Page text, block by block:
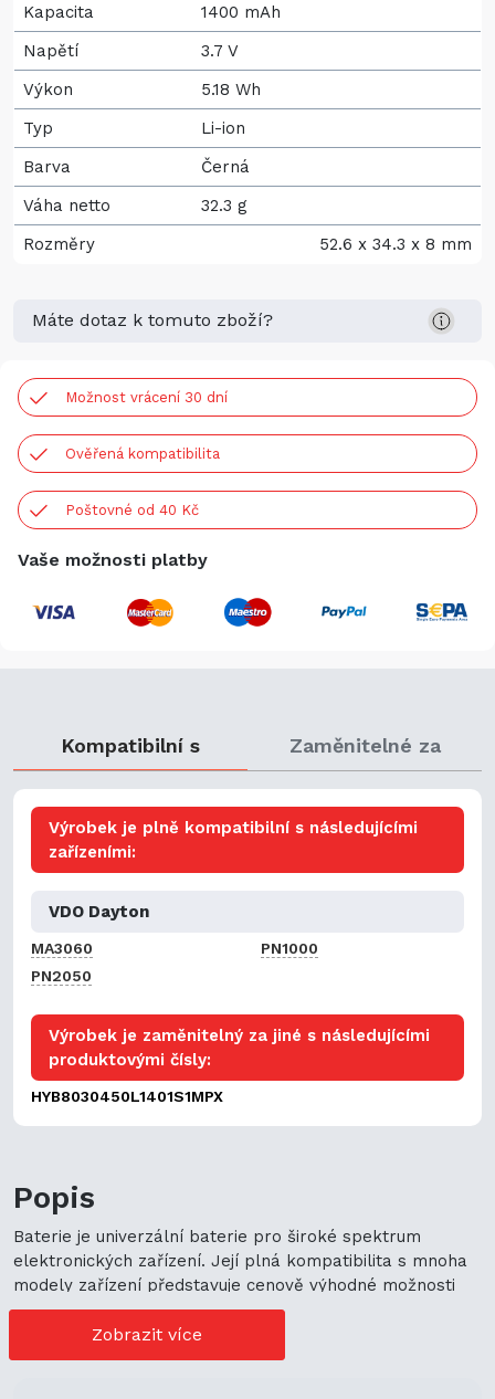
Kapacita
1400 mAh
Napětí
3.7 V
Výkon
5.18 Wh
Typ
Li-ion
Barva
Černá
Váha netto
32.3 g
Rozměry
52.6 x 34.3 x 8 mm
Máte dotaz k tomuto zboží?
Možnost vrácení 30 dní
Ověřená kompatibilita
Poštovné od 40 Kč
Vaše možnosti platby
Kompatibilní s Zaměnitelné za
Výrobek je plně kompatibilní s následujícími
zařízeními:
VDO Dayton
MA3060
PN1000
PN2050
Výrobek je zaměnitelný za jiné s následujícími
produktovými čísly:
HYB8030450L1401S1MPX
Popis
Baterie je univerzální baterie pro široké spektrum
elektronických zařízení. Její plná kompatibilita s mnoha
modely zařízení představuje cenově výhodné možnosti
nákupu. Její univerzální použití navíc podporuje
ekologickou udržitelnost a zaručuje flexibilitu.
Zobrazit více